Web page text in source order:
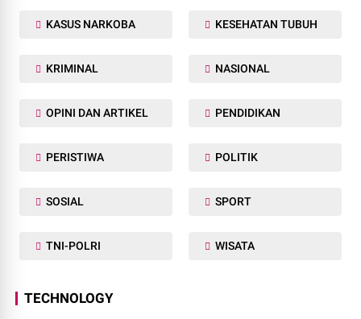
KASUS NARKOBA KESEHATAN TUBUH
KRIMINAL NASIONAL
OPINI DAN ARTIKEL PENDIDIKAN
PERISTIWA POLITIK
SOSIAL SPORT
TNI-POLRI WISATA
TECHNOLOGY